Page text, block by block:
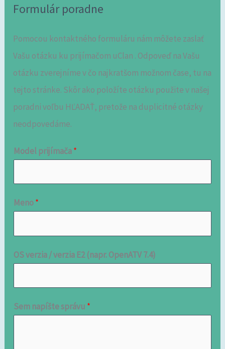
Formulár poradne
Pomocou kontaktného formuláru nám môžete zaslať
Vašu otázku ku prijímačom uClan . Odpoveď na Vašu
otázku zverejníme v čo najkratšom možnom čase, tu na
tejto stránke. Skôr ako položíte otázku použite v našej
poradni voľbu HĽADAŤ, pretože na duplicitné otázky
neodpovedáme.
Model prijímača*
Meno*
OS verzia / verzia E2 (napr. OpenATV 7.4)
Sem napíšte správu *